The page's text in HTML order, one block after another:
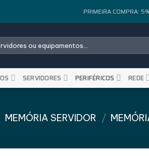
PRIMEIRA COMPRA:
SERVIDORES PERIFÉRICOS REDE
MEMÓRIA SERVIDOR /